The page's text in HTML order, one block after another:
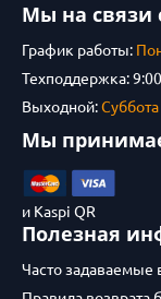
Мы на связи
График работы:
Техподдержка:
Выходной:
Мы
и Kaspi QR
Полезная
Часто задаваемые